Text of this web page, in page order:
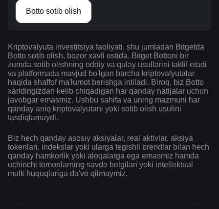
Botto sotib olish
Kriptovalyuta investitsiya faoliyati, shu jumladan Bitgetda
Botto sotib olish, bozor xavfi ostida. Bitget Bottoni bir
zumda sotib olishning oddiy va qulay usullarini taklif etadi
va platformada mavjud bo'lgan barcha kriptovalyutalar
haqida shaffof ma'lumot berishga intiladi. Biroq, biz Botto
xaridingizdan kelib chiqadigan har qanday natijalar uchun
javobgar emasmiz. Ushbu sahifa va uning mazmuni har
qanday aniq kriptovalyutani yoki sotib olish usulini
tasdiqlamaydi.
Biz hech qanday asosiy aksiyalar, real aktivlar, aksiya
tokenlari, indekslar yoki ularga tegishli brendlar bilan hech
qanday hamkorlik yoki aloqalarga ega emasmiz hamda
uchinchi tomonlarning savdo belgilari yoki intellektual
mulk huquqlariga da'vo qilmaymiz.